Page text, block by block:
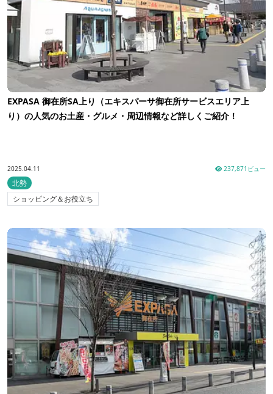
EXPASA 御在所SA上り（エキスパーサ御在所サービスエリア上
り）の人気のお土産・グルメ・周辺情報など詳しくご紹介！
2025.04.11 237,871ビュー
北勢
ショッピング＆お役立ち